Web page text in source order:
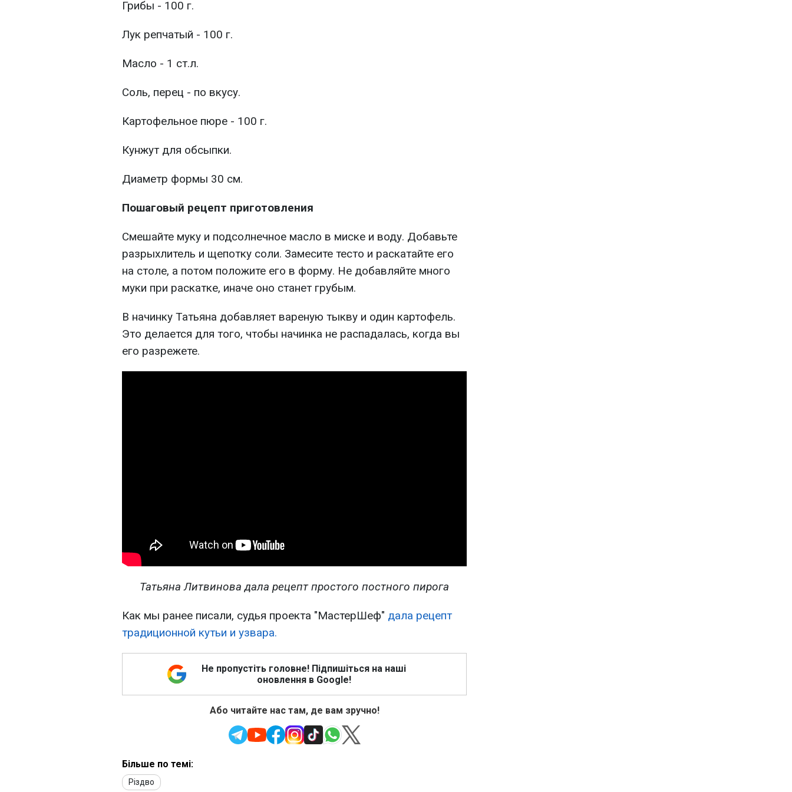
Грибы - 100 г.
Лук репчатый - 100 г.
Масло - 1 ст.л.
Соль, перец - по вкусу.
Картофельное пюре - 100 г.
Кунжут для обсыпки.
Диаметр формы 30 см.
Пошаговый рецепт приготовления
Смешайте муку и подсолнечное масло в миске и воду. Добавьте
разрыхлитель и щепотку соли. Замесите тесто и раскатайте его
на столе, а потом положите его в форму. Не добавляйте много
муки при раскатке, иначе оно станет грубым.
В начинку Татьяна добавляет вареную тыкву и один картофель.
Это делается для того, чтобы начинка не распадалась, когда вы
его разрежете.
Татьяна Литвинова дала рецепт простого постного пирога
Как мы ранее писали, судья проекта "МастерШеф" дала рецепт
традиционной кутьи и узвара.
Не пропустіть головне! Підпишіться на наші
оновлення в Google!
Або читайте нас там, де вам зручно!
Більше по темі:
Різдво